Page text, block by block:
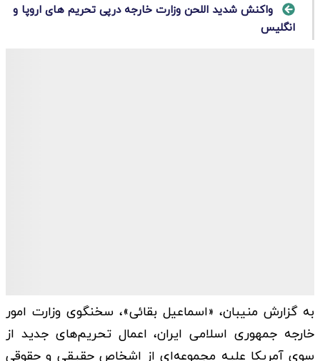
واکنش شدید اللحن وزارت خارجه درپی تحریم های اروپا و
انگلیس
به گزارش منیبان، «اسماعیل بقائی»، سخنگوی وزارت امور
خارجه جمهوری اسلامی ایران، اعمال تحریم‌های جدید از
سوی آمریکا علیه مجموعه‌ای از اشخاص حقیقی و حقوقی